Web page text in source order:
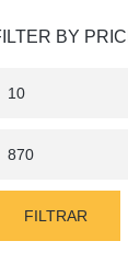
BY
FILTRAR